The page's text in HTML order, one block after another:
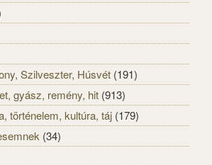
Szilveszter, Húsvét (191)
gyász, remény, hit (913)
történelem, kultúra, táj (179)
(34)